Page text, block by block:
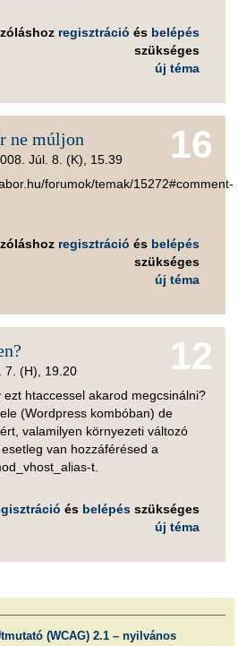
regisztráció és belépés
szükséges
új téma
16
ne múljon
Júl. 8. (K), 15.39
forumok/temak/15272#comment-
regisztráció és belépés
szükséges
új téma
12
7. (H), 19.20
htaccessel akarod megcsinálni?
(Wordpress kombóban) de
valamilyen környezeti változó
van hozzáférésed a
t.
és belépés szükséges
új téma
(WCAG) 2.1 – nyilvános